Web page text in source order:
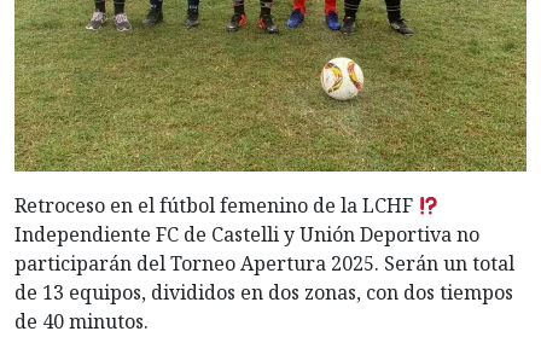
Retroceso en el fútbol femenino de la LCHF
Independiente FC de Castelli y Unión Deportiva no
participarán del Torneo Apertura 2025. Serán un total
de 13 equipos, divididos en dos zonas, con dos tiempos
de 40 minutos.